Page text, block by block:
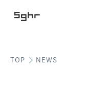
TOP NEWS